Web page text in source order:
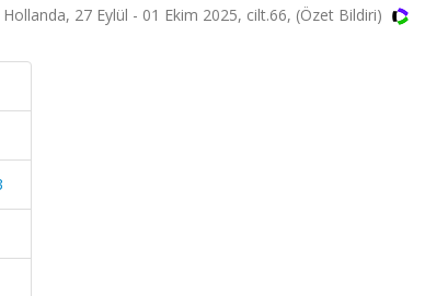
27 Eylül - 01 Ekim 2025, cilt.66, (Özet Bildiri)